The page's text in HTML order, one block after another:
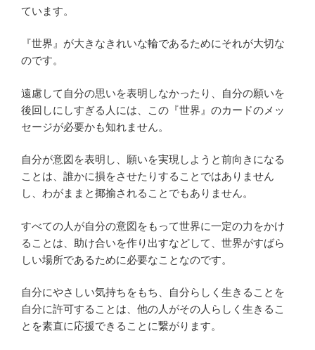
ています。
『世界』が大きなきれいな輪であるためにそれが大切な
のです。
遠慮して自分の思いを表明しなかったり、自分の願いを
後回しにしすぎる人には、この『世界』のカードのメッ
セージが必要かも知れません。
自分が意図を表明し、願いを実現しようと前向きになる
ことは、誰かに損をさせたりすることではありません
し、わがままと揶揄されることでもありません。
すべての人が自分の意図をもって世界に一定の力をかけ
ることは、助け合いを作り出すなどして、世界がすばら
しい場所であるために必要なことなのです。
自分にやさしい気持ちをもち、自分らしく生きることを
自分に許可することは、他の人がその人らしく生きるこ
とを素直に応援できることに繋がります。